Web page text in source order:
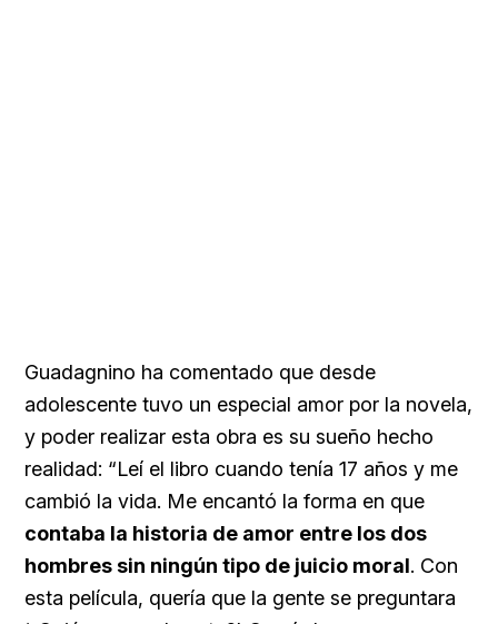
Guadagnino ha comentado que desde
adolescente tuvo un especial amor por la novela,
y poder realizar esta obra es su sueño hecho
realidad: “Leí el libro cuando tenía 17 años y me
cambió la vida. Me encantó la forma en que
contaba la historia de amor entre los dos
hombres sin ningún tipo de juicio moral. Con
esta película, quería que la gente se preguntara